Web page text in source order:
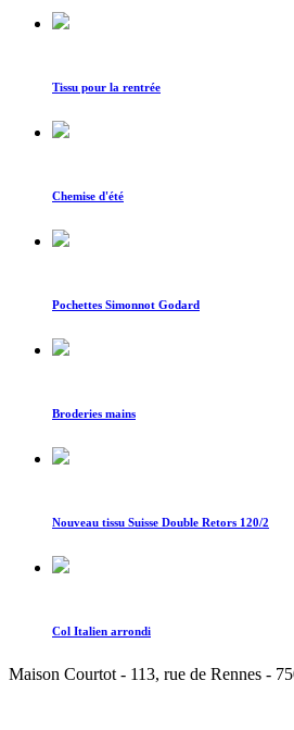
Tissu pour la rentrée
Chemise d'été
Pochettes Simonnot Godard
Broderies mains
Nouveau tissu Suisse Double Retors 120/2
Col Italien arrondi
Maison Courtot - 113, rue de Rennes -